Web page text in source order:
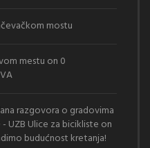
mostu
mestu on 0
razgovora o gradovima
UZB Ulice za bicikliste on
budućnost kretanja!